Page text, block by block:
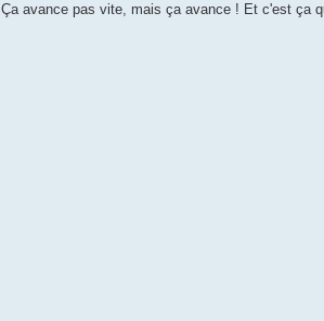
s
Ça avance pas vite, mais ça avance ! Et c'est ça